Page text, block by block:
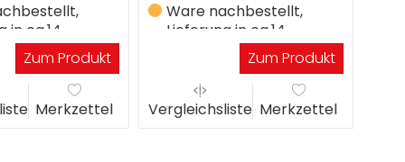
in ca.14
Zum Produkt
Merkzettel
Ware nachbestellt,
Lieferung in ca.14
WerktagenZum Produkt
Vergleichsliste Merkzettel